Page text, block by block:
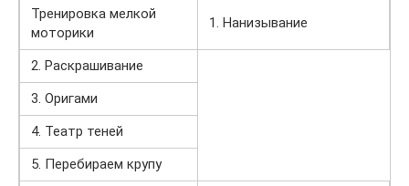
Тренировка мелкой
моторики
1. Нанизывание
2. Раскрашивание
3. Оригами
4. Театр теней
5. Перебираем крупу